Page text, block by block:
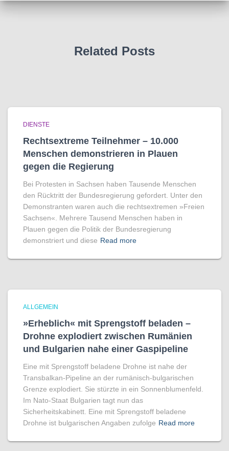
Related Posts
DIENSTE
Rechtsextreme Teilnehmer – 10.000
Menschen demonstrieren in Plauen
gegen die Regierung
Bei Protesten in Sachsen haben Tausende Menschen
den Rücktritt der Bundesregierung gefordert. Unter den
Demonstranten waren auch die rechtsextremen »Freien
Sachsen«. Mehrere Tausend Menschen haben in
Plauen gegen die Politik der Bundesregierung
demonstriert und diese Read more
ALLGEMEIN
»Erheblich« mit Sprengstoff beladen –
Drohne explodiert zwischen Rumänien
und Bulgarien nahe einer Gaspipeline
Eine mit Sprengstoff beladene Drohne ist nahe der
Transbalkan-Pipeline an der rumänisch-bulgarischen
Grenze explodiert. Sie stürzte in ein Sonnenblumenfeld.
Im Nato-Staat Bulgarien tagt nun das
Sicherheitskabinett. Eine mit Sprengstoff beladene
Drohne ist bulgarischen Angaben zufolge Read more